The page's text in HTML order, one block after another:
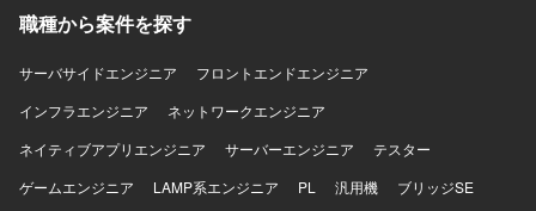
ジションの魅力】 大規模な通信事業の推進にPMOとして関
ントスキルを高めることができます。経営層に近いレイヤ
活かしながらキャリアの幅を広げていただけるポジション
です。 【開発環境】 固定通信サービスおよび集合住宅向け
通信・ネットワーク環境に関する各種サービス群を対象と
した事業推進となります。
職種から案件を探す
サーバサイドエンジニア
フロントエンドエンジニア
インフラエンジニア
ネットワークエンジニア
ネイティブアプリエンジニア
サーバーエンジニア
テスター
ゲームエンジニア
LAMP系エンジニア PL 汎用機
ブリッジSE